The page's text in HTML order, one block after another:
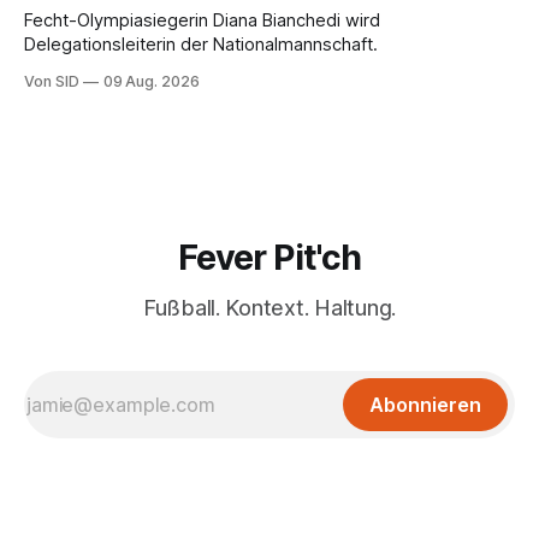
Fecht-Olympiasiegerin Diana Bianchedi wird
Delegationsleiterin der Nationalmannschaft.
Von SID 09 Aug. 2026
Fever Pit'ch
Fußball. Kontext. Haltung.
Abonnieren